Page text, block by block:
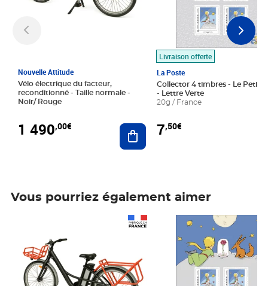
Nouvelle Attitude
Vélo électrique du facteur,
reconditionné - Taille normale -
Noir/ Rouge
1 490,00€ Ajouter au panier
Livraison offerte
La Poste
Collector 4 timbres - Le Petit
- Lettre Verte
20g / France
7,50€
Vous pourriez également aimer
Prix 7,50€